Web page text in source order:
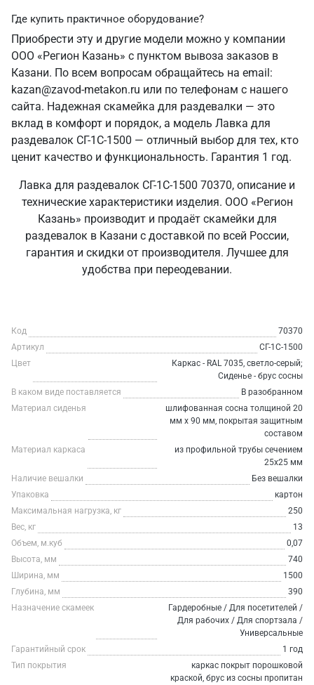
Где купить практичное оборудование?
Приобрести эту и другие модели можно у компании
ООО «Регион Казань» с пунктом вывоза заказов в
Казани. По всем вопросам обращайтесь на email:
kazan@zavod-metakon.ru или по телефонам с нашего
сайта. Надежная скамейка для раздевалки — это
вклад в комфорт и порядок, а модель Лавка для
раздевалок СГ-1С-1500 — отличный выбор для тех, кто
ценит качество и функциональность. Гарантия 1 год.
Лавка для раздевалок СГ-1С-1500 70370, описание и
технические характеристики изделия. ООО «Регион
Казань» производит и продаёт скамейки для
раздевалок в Казани с доставкой по всей России,
гарантия и скидки от производителя. Лучшее для
удобства при переодевании.
Код
70370
Артикул
СГ-1С-1500
Цвет
Каркас - RAL 7035, светло-серый;
Сиденье - брус сосны
В каком виде поставляется
В разобранном
Материал сиденья
шлифованная сосна толщиной 20
мм х 90 мм, покрытая защитным
составом
Материал каркаса
из профильной трубы сечением
25х25 мм
Наличие вешалки
Без вешалки
Упаковка
картон
Максимальная нагрузка, кг
250
Вес, кг
13
Объем, м.куб
0,07
Высота, мм
740
Ширина, мм
1500
Глубина, мм
390
Назначение скамеек
Гардеробные / Для посетителей /
Для рабочих / Для спортзала /
Универсальные
Гарантийный срок
1 год
Тип покрытия
каркас покрыт порошковой
краской, брус из сосны пропитан